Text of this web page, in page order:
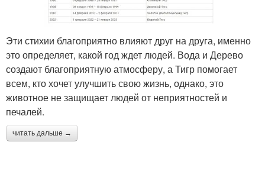
Эти стихии благоприятно влияют друг на друга, именно
это определяет, какой год ждет людей. Вода и Дерево
создают благоприятную атмосферу, а Тигр помогает
всем, кто хочет улучшить свою жизнь, однако, это
животное не защищает людей от неприятностей и
печалей.
читать дальше →